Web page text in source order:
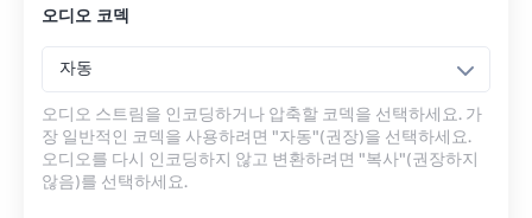
오디오 코덱
자동
오디오 스트림을 인코딩하거나 압축할 코덱을 선택하세요. 가
장 일반적인 코덱을 사용하려면 "자동"(권장)을 선택하세요.
오디오를 다시 인코딩하지 않고 변환하려면 "복사"(권장하지
않음)를 선택하세요.